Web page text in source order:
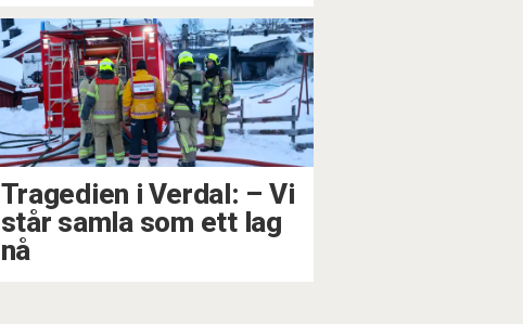
Tragedien i Verdal: – Vi
står samla som ett lag
nå